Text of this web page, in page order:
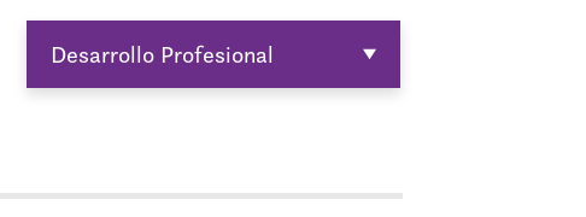
Desarrollo Profesional